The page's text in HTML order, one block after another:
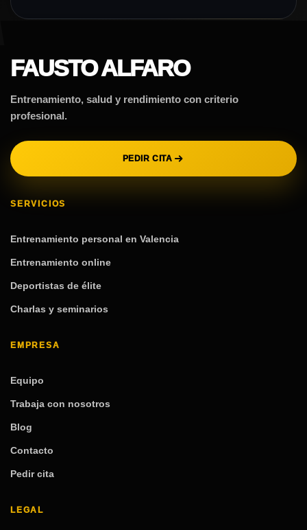
FAUSTO ALFARO
Entrenamiento, salud y rendimiento con criterio
profesional.
PEDIR CITA
SERVICIOS
Entrenamiento personal en Valencia
Entrenamiento online
Deportistas de élite
Charlas y seminarios
EMPRESA
Equipo
Trabaja con nosotros
Blog
Contacto
Pedir cita
LEGAL